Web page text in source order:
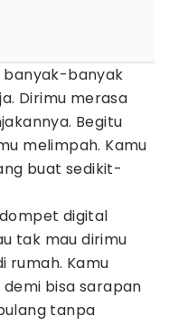
banyak-banyak
Dirimu merasa
Begitu
melimpah. Kamu
buat sedikit-
digital
tak mau dirimu
rumah. Kamu
bisa sarapan
tanpa